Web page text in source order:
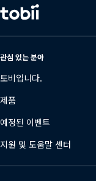
언
어
변
관심 있는 분야
토비입니다.
제품
예정된 이벤트
지원 및 도움말 센터